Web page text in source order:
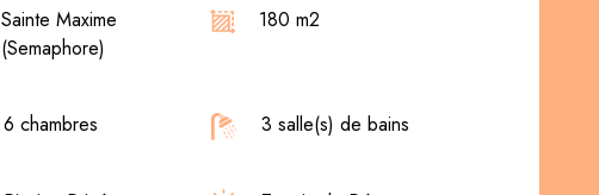
Sainte Maxime
(Semaphore)
180 m2
6 chambres 3 salle(s) de bains